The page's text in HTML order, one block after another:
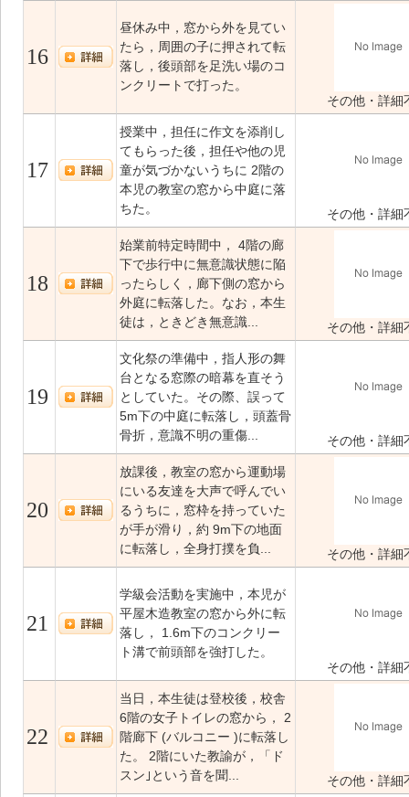
16
昼休み中，窓から外を見てい
たら，周囲の子に押されて転
落し，後頭部を足洗い場のコ
ンクリートで打った。
その他・詳細
17
授業中，担任に作文を添削し
てもらった後，担任や他の児
童が気づかないうちに 2階の
本児の教室の窓から中庭に落
ちた。
その他・詳細
18
始業前特定時間中， 4階の廊
下で歩行中に無意識状態に陥
ったらしく，廊下側の窓から
外庭に転落した。なお，本生
徒は，ときどき無意識...
その他・詳細
19
文化祭の準備中，指人形の舞
台となる窓際の暗幕を直そう
としていた。その際、誤って
5m下の中庭に転落し，頭蓋骨
骨折，意識不明の重傷...
その他・詳細
20
放課後，教室の窓から運動場
にいる友達を大声で呼んでい
るうちに，窓枠を持っていた
が手が滑り，約 9m下の地面
に転落し，全身打撲を負...
その他・詳細
21
学級会活動を実施中，本児が
平屋木造教室の窓から外に転
落し， 1.6m下のコンクリー
ト溝で前頭部を強打した。
その他・詳細
22
当日，本生徒は登校後，校舎
6階の女子トイレの窓から， 2
階廊下 (バルコニー )に転落し
た。 2階にいた教諭が，「ド
スン｣という音を聞...
その他・詳細